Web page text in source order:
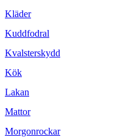
Kläder
Kuddfodral
Kvalsterskydd
Kök
Lakan
Mattor
Morgonrockar